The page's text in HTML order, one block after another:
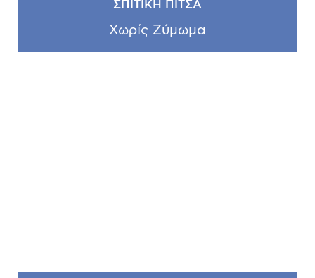
ΣΠΙΤΙΚΗ ΠΙΤΣΑ
Χωρίς Ζύμωμα